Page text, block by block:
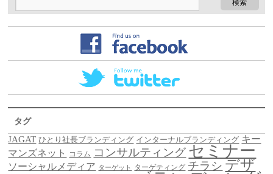
タグ
JAGAT ひとり社長ブランディング インターナルブランディング キー
マンズネット
コラム コンサルティング セミナー
ソーシャルメディア ターゲット ターゲティング チラシ デザ